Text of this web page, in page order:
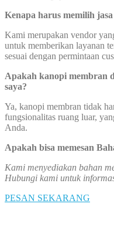
Kenapa harus memilih
Kami merupakan vendor
untuk memberikan layanan
sesuai dengan permintaan
Apakah kanopi membran
saya?
Ya, kanopi membran tidak
fungsionalitas ruang luar,
Anda.
Apakah bisa memesan
Kami menyediakan bahan
Hubungi kami untuk
PESAN SEKARANG